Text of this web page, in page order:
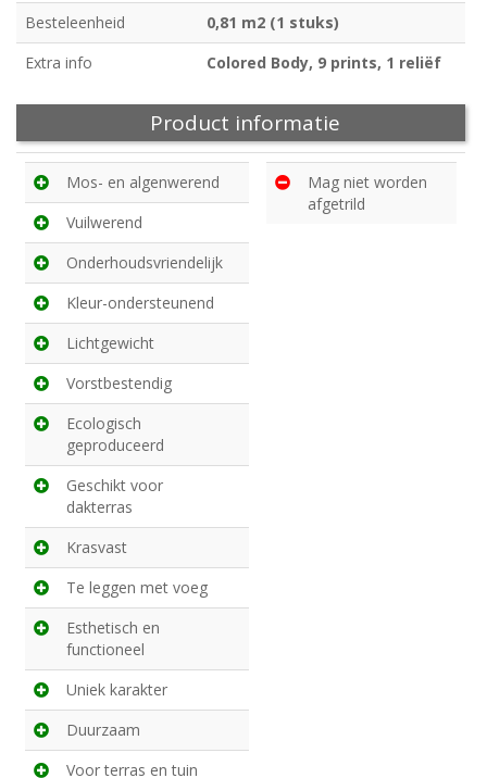
Besteleenheid
0,81 m2 (1 stuks)
Extra info
Colored Body, 9 prints, 1 reliëf
Product informatie
Mos- en algenwerend
Vuilwerend
Onderhoudsvriendelijk
Kleur-ondersteunend
Lichtgewicht
Vorstbestendig
Ecologisch
geproduceerd
Geschikt voor
dakterras
Krasvast
Te leggen met voeg
Esthetisch en
functioneel
Uniek karakter
Duurzaam
Voor terras en tuin
Mag niet worden
afgetrild